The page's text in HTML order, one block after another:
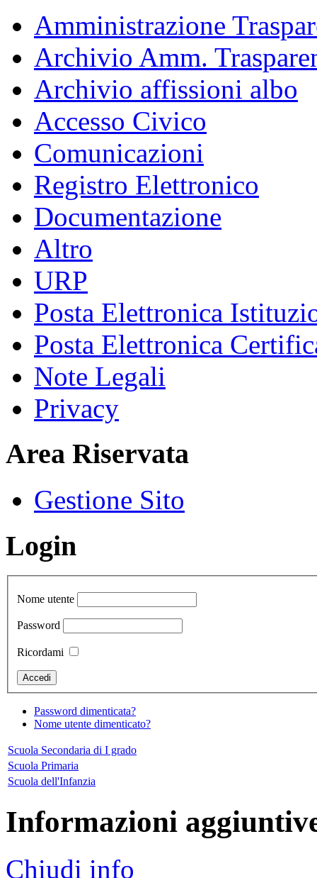
Amministrazione
Archivio Amm.
Archivio affissioni albo
Accesso Civico
Comunicazioni
Registro Elettronico
Documentazione
Altro
URP
Posta Elettronica
Posta Elettronica
Note Legali
Privacy
Area Riservata
Gestione Sito
Login
Nome utente
Password
Ricordami
Password dimenticata?
Nome utente dimenticato?
Scuola Secondaria di I grado
Scuola Primaria
Scuola dell'Infanzia
Informazioni
Chiudi info